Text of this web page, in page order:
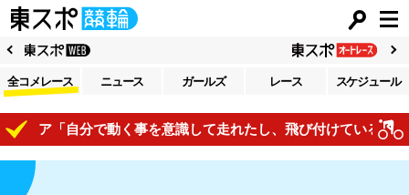
全コメレース ニュース ガールズ レース スケジュール
「自分で動く事を意識して走れたし、飛び付けているので体の